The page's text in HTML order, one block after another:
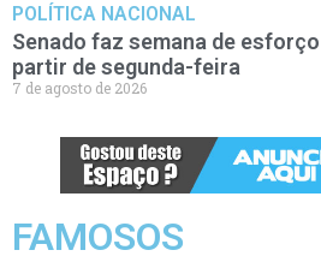
POLÍTICA NACIONAL
Senado faz semana de
partir de segunda-feira
7 de agosto de 2026
FAMOSOS